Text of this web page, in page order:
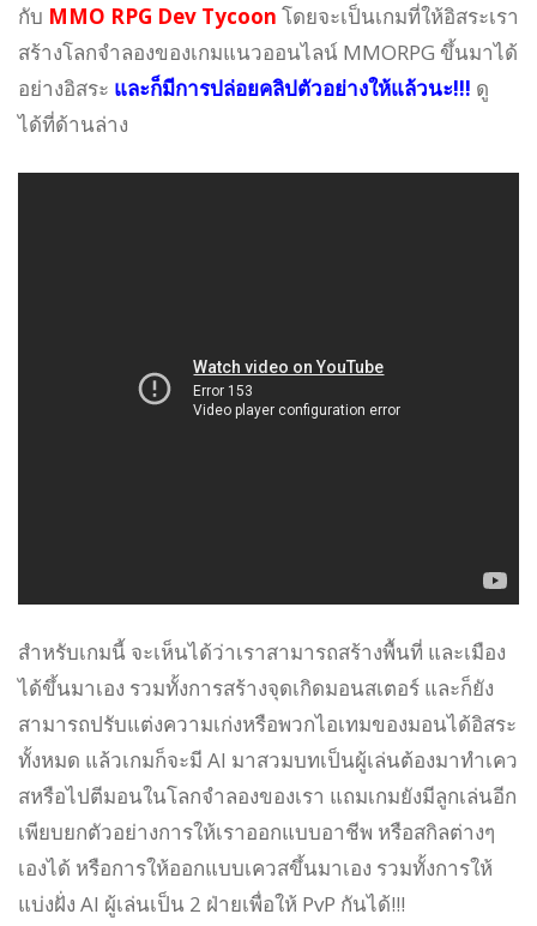
กับ MMO RPG Dev Tycoon โดยจะเป็นเกมที่ให้อิสระเรา
สร้างโลกจำลองของเกมแนวออนไลน์ MMORPG ขึ้นมาได้
อย่างอิสระ และก็มีการปล่อยคลิปตัวอย่างให้แล้วนะ!!! ดู
ได้ที่ด้านล่าง
สำหรับเกมนี้ จะเห็นได้ว่าเราสามารถสร้างพื้นที่ และเมือง
ได้ขึ้นมาเอง รวมทั้งการสร้างจุดเกิดมอนสเตอร์ และก็ยัง
สามารถปรับแต่งความเก่งหรือพวกไอเทมของมอนได้อิสระ
ทั้งหมด แล้วเกมก็จะมี AI มาสวมบทเป็นผู้เล่นต้องมาทำเคว
สหรือไปตีมอนในโลกจำลองของเรา แถมเกมยังมีลูกเล่นอีก
เพียบยกตัวอย่างการให้เราออกแบบอาชีพ หรือสกิลต่างๆ
เองได้ หรือการให้ออกแบบเควสขึ้นมาเอง รวมทั้งการให้
แบ่งฝั่ง AI ผู้เล่นเป็น 2 ฝ่ายเพื่อให้ PvP กันได้!!!